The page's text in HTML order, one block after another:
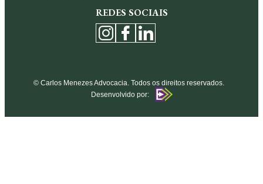
REDES SOCIAIS
© Carlos Menezes Advocacia. Todos os direitos reservados.
Desenvolvido por: